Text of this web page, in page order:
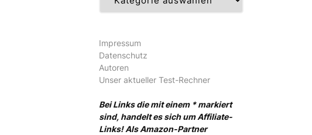
Impressum
Datenschutz
Autoren
Unser aktueller Test-Rechner
Bei Links die mit einem * markiert
sind, handelt es sich um Affiliate-
Links! Als Amazon-Partner